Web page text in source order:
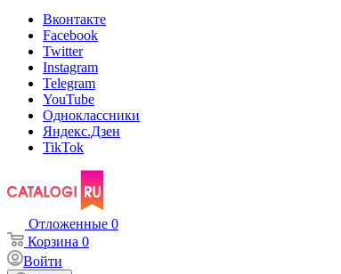
Вконтакте
Facebook
Twitter
Instagram
Telegram
YouTube
Одноклассники
Яндекс.Дзен
TikTok
Отложенные 0
Корзина 0
Войти